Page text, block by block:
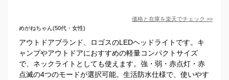
価格と在庫を楽天でチェック >>
めがねちゃん(50代・女性)
アウトドアブランド、ロゴスのLEDヘッドライトです。キ
ャンプやアウトドアにおすすめの軽量コンパクトサイズ
で、ネックライトとしても使えます。強・弱・赤点灯・赤
点滅の4つのモードが選択可能。生活防水仕様で、使いやす